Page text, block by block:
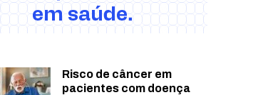
Risco de câncer em
pacientes com doença